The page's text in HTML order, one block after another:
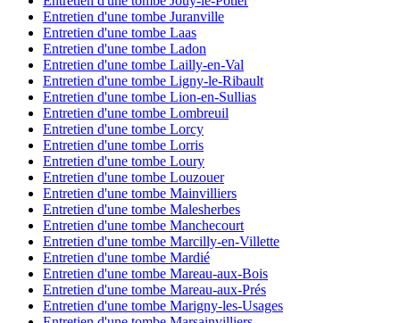
Entretien d'une tombe Juranville
Entretien d'une tombe Laas
Entretien d'une tombe Ladon
Entretien d'une tombe Lailly-en-Val
Entretien d'une tombe Ligny-le-Ribault
Entretien d'une tombe Lion-en-Sullias
Entretien d'une tombe Lombreuil
Entretien d'une tombe Lorcy
Entretien d'une tombe Lorris
Entretien d'une tombe Loury
Entretien d'une tombe Louzouer
Entretien d'une tombe Mainvilliers
Entretien d'une tombe Malesherbes
Entretien d'une tombe Manchecourt
Entretien d'une tombe Marcilly-en-Villette
Entretien d'une tombe Mardié
Entretien d'une tombe Mareau-aux-Bois
Entretien d'une tombe Mareau-aux-Prés
Entretien d'une tombe Marigny-les-Usages